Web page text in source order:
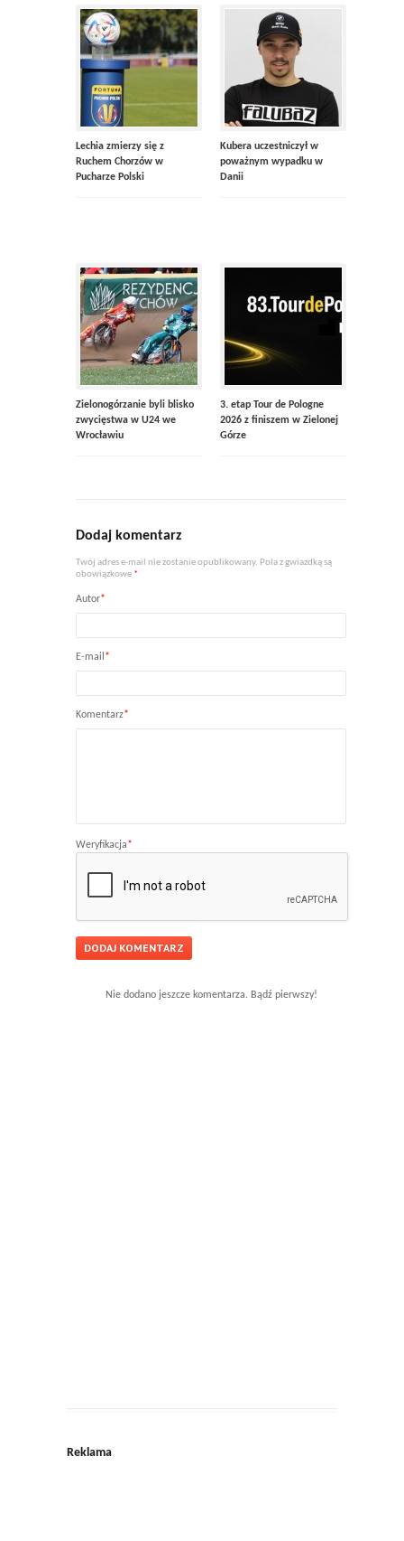
Lechia zmierzy się z
Ruchem Chorzów w
Pucharze Polski
Kubera uczestniczył w
poważnym wypadku w
Danii
Zielonogórzanie byli blisko
zwycięstwa w U24 we
Wrocławiu
3. etap Tour de Pologne
2026 z finiszem w Zielonej
Górze
Dodaj komentarz
Twój adres e-mail nie zostanie opublikowany. Pola z gwiazdką są
obowiązkowe *
Autor*
E-mail *
Komentarz*
Weryfikacja*
Nie dodano jeszcze komentarza. Bądź pierwszy!
Reklama